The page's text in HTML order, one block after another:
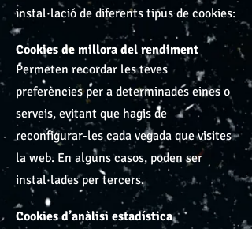
instal·lació de diferents tipus de cookies:
Cookies de millora del rendiment
Permeten recordar les teves
preferències per a determinades eines o
serveis, evitant que hagis de
reconfigurar-les cada vegada que visites
la web. En alguns casos, poden ser
instal·lades per tercers.
Cookies d’anàlisi estadística